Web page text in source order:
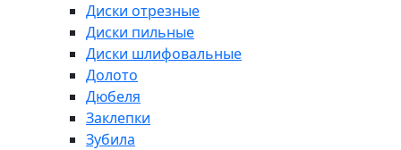
Диски отрезные
Диски пильные
Диски шлифовальные
Долото
Дюбеля
Заклепки
Зубила